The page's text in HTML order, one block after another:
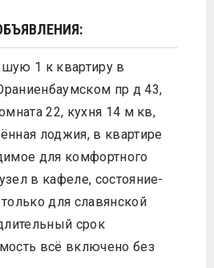
1 к квартиру в
пр д 43,
22, кухня 14 м кв,
лоджия, в квартире
для комфортного
в кафеле, состояние-
для славянской
срок
всё включено без